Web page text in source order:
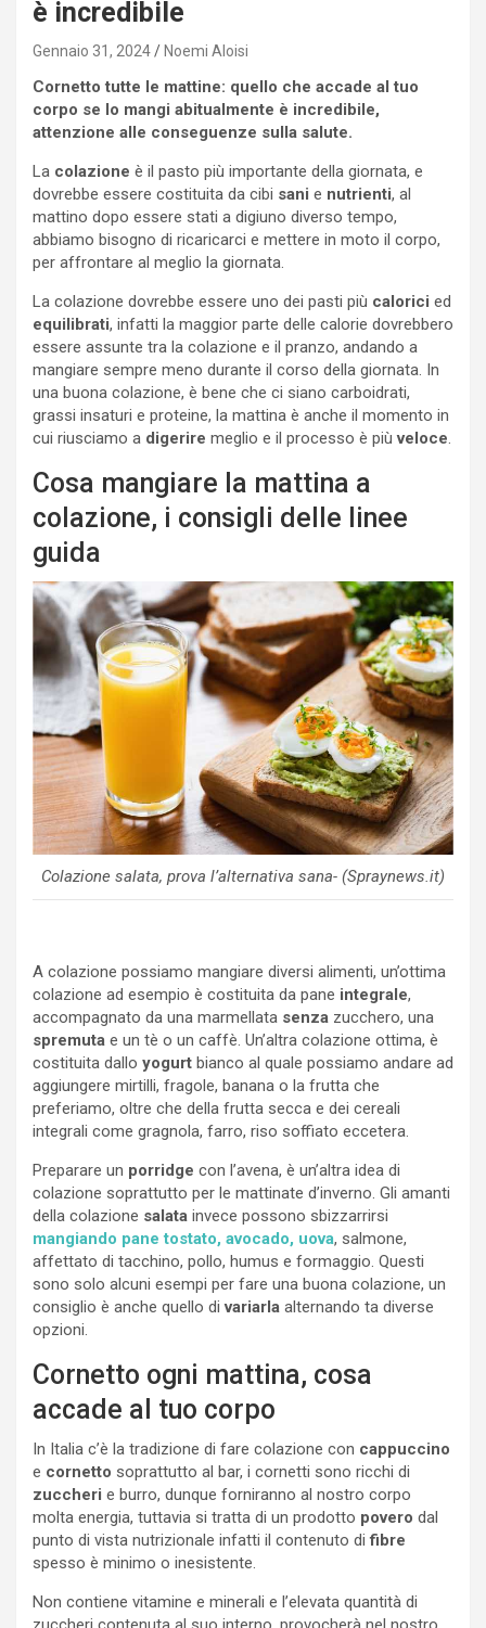
è incredibile
Gennaio 31, 2024 Noemi Aloisi
Cornetto tutte le mattine: quello che accade al tuo
corpo se lo mangi abitualmente è incredibile,
attenzione alle conseguenze sulla salute.
La colazione è il pasto più importante della giornata, e
dovrebbe essere costituita da cibi sani e nutrienti, al
mattino dopo essere stati a digiuno diverso tempo,
abbiamo bisogno di ricaricarci e mettere in moto il corpo,
per affrontare al meglio la giornata.
La colazione dovrebbe essere uno dei pasti più calorici ed
equilibrati, infatti la maggior parte delle calorie dovrebbero
essere assunte tra la colazione e il pranzo, andando a
mangiare sempre meno durante il corso della giornata. In
una buona colazione, è bene che ci siano carboidrati,
grassi insaturi e proteine, la mattina è anche il momento in
cui riusciamo a digerire meglio e il processo è piùveloce.
Cosa mangiare la mattina a
colazione, i consigli delle linee
guida
Colazione salata, prova l’alternativa sana- (Spraynews.it)
A colazione possiamo mangiare diversi alimenti, un’ottima
colazione ad esempio è costituita da pane integrale,
accompagnato da una marmellata senza zucchero, una
spremuta e un tè o un caffè. Un’altra colazione ottima, è
costituita dallo yogurt bianco al quale possiamo andare ad
aggiungere mirtilli, fragole, banana o la frutta che
preferiamo, oltre che della frutta secca e dei cereali
integrali come gragnola, farro, riso soffiato eccetera.
Preparare un porridge con l’avena, è un’altra idea di
colazione soprattutto per le mattinate d’inverno. Gli amanti
della colazione salata invece possono sbizzarrirsi
mangiando pane tostato, avocado, uova, salmone,
affettato di tacchino, pollo, humus e formaggio. Questi
sono solo alcuni esempi per fare una buona colazione, un
consiglio è anche quello divariarla alternando ta diverse
opzioni.
Cornetto ogni mattina, cosa
accade al tuo corpo
In Italia c’è la tradizione di fare colazione con cappuccino
e cornetto soprattutto al bar, i cornetti sono ricchi di
zuccheri e burro, dunque forniranno al nostro corpo
molta energia, tuttavia si tratta di un prodotto povero dal
punto di vista nutrizionale infatti il contenuto difibre
spesso è minimo o inesistente.
Non contiene vitamine e minerali e l’elevata quantità di